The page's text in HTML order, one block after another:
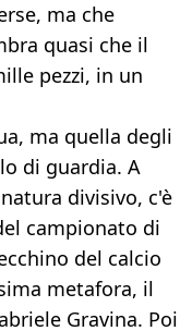
ma che
quasi che il
pezzi, in un
ma quella degli
di guardia. A
divisivo, c'è
campionato di
del calcio
metafora, il
Gravina. Poi